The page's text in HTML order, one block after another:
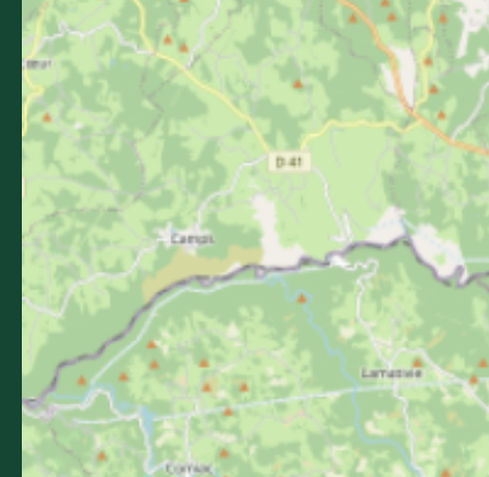
Contactez-nous
05 36 16 20 00
L'office de tourisme
Billetterie
Comment venir ?